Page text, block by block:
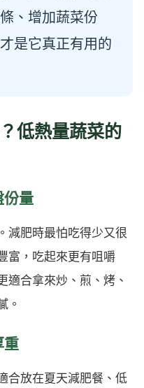
、增加蔬菜份
是它真正有用的
低熱量蔬菜的
份量
減肥時最怕吃得少又很
富，吃起來更有咀嚼
適合拿來炒、煎、烤、
。
重
合放在夏天減肥餐、低